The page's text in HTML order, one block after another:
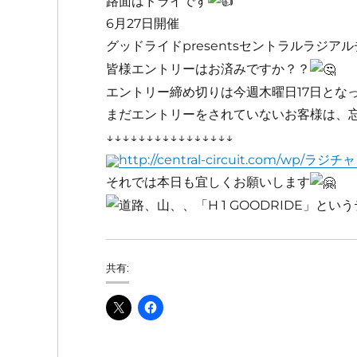
6月27日開催
グッドライドpresentsセントラルラジア
皆様エントリーはお済みですか？？
エントリー締め切りは今週木曜日17日とな
まだエントリーをされていないお客様は、
↓↓↓↓↓↓↓↓↓↓↓↓↓↓↓↓
http://central-circuit.com/wp/ラジチャ
それでは本日も宜しくお願いします
共有: